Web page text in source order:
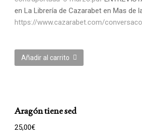
en La Librería de Cazarabet en Mas de
https://www.cazarabet.com/
Añadir al carrito
Aragón tiene sed
25,00€